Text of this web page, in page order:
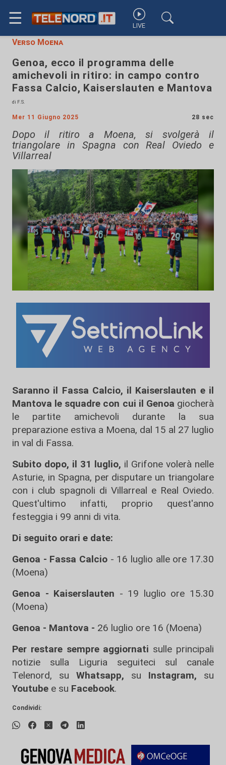
☰ LIVE
Verso Moena
Genoa, ecco il programma delle
amichevoli in ritiro: in campo contro
Fassa Calcio, Kaiserslauten e Mantova
di F.S.
Mer 11 Giugno 2025 28 sec
Dopo il ritiro a Moena, si svolgerà il
triangolare in Spagna con Real Oviedo e
Villarreal
Saranno il Fassa Calcio, il Kaiserslauten e il
Mantova le squadre con cui il Genoa giocherà
le partite amichevoli durante la sua
preparazione estiva a Moena, dal 15 al 27 luglio
in val di Fassa.
Subito dopo, il 31 luglio, il Grifone volerà nelle
Asturie, in Spagna, per disputare un triangolare
con i club spagnoli di Villarreal e Real Oviedo.
Quest'ultimo infatti, proprio quest'anno
festeggia i 99 anni di vita.
Di seguito orari e date:
Genoa - Fassa Calcio - 16 luglio alle ore 17.30
(Moena)
Genoa - Kaiserslauten - 19 luglio ore 15.30
(Moena)
Genoa - Mantova - 26 luglio ore 16 (Moena)
Per restare sempre aggiornati sulle principali
notizie sulla Liguria seguiteci sul canale
Telenord, su
Whatsapp, su Instagram, su
Youtube e su Facebook.
Condividi: